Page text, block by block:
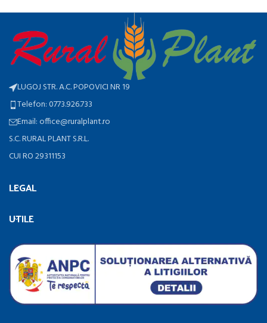
LUGOJ STR. A.C. POPOVICI NR 19
Telefon: 0773.926.733
Email: office@ruralplant.ro
S.C. RURAL PLANT S.R.L.
CUI RO 29311153
LEGAL
UTILE